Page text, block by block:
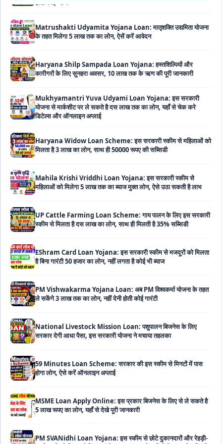
के तहत मिलेगा 5 लाख तक का लोन, ऐसें करें आवेदन
कारीगरों के लिए सुनहरा अवसर, 10 लाख तक के ऋण की पूरी जानकारी
योजना से मार्कशीट पर ले सकते है दस लाख तक का लोन, यहाँ से चेक करे
डिटेल्स और ऑनलाइन अप्लाई
मिलता है 3 लाख का लोन, साथ ही 50000 रूपए की सब्सिडी
महिलाओं को मिलेगा 5 लाख तक का ब्याज मुक्त लोन, ऐसे उठा सकती है लाभ
स्कीम से मिलता है दस लाख का लोन, साथ ही मिलती है 35% सब्सिडी
है बिना गारंटी 50 हजार का लोन, नहीं लगता है कोई भी ब्याज
ले सकेंगे 3 लाख तक का लोन, नहीं देनी होती कोई गारंटी
सरकार देगी आधा पैसा, इस सरकारी योजना ने मचाया तहलका
होगा लोन, ऐसे करें ऑनलाइन अप्लाई
5 लाख रूपए का लोन, यहाँ से देखे पूरी जानकारी
पटरी वालों को मिलता है बिना गारंटी 80 हजार का लोन, मिलेगी 9% की सब्सिडी